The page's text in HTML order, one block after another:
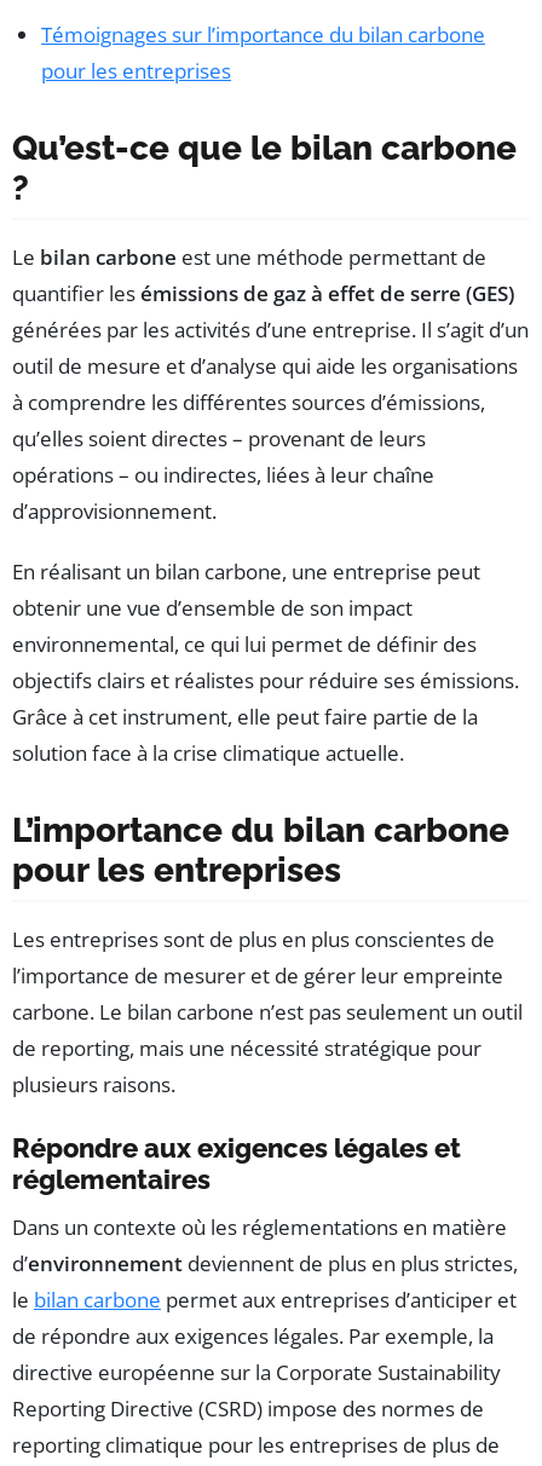
Témoignages sur l’importance du bilan carbone
pour les entreprises
Qu’est-ce que le bilan carbone
?
Le bilan carbone est une méthode permettant de
quantifier lesémissions de gaz à effet de serre (GES)
générées par les activités d’une entreprise. Il s’agit d’un
outil de mesure et d’analyse qui aide les organisations
à comprendre les différentes sources d’émissions,
qu’elles soient directes – provenant de leurs
opérations – ou indirectes, liées à leur chaîne
d’approvisionnement.
En réalisant un bilan carbone, une entreprise peut
obtenir une vue d’ensemble de son impact
environnemental, ce qui lui permet de définir des
objectifs clairs et réalistes pour réduire ses émissions.
Grâce à cet instrument, elle peut faire partie de la
solution face à la crise climatique actuelle.
L’importance du bilan carbone
pour les entreprises
Les entreprises sont de plus en plus conscientes de
l’importance de mesurer et de gérer leur empreinte
carbone. Le bilan carbone n’est pas seulement un outil
de reporting, mais une nécessité stratégique pour
plusieurs raisons.
Répondre aux exigences légales et
réglementaires
Dans un contexte où les réglementations en matière
d’environnement deviennent de plus en plus strictes,
le bilan carbone permet aux entreprises d’anticiper et
de répondre aux exigences légales. Par exemple, la
directive européenne sur la Corporate Sustainability
Reporting Directive (CSRD) impose des normes de
reporting climatique pour les entreprises de plus de